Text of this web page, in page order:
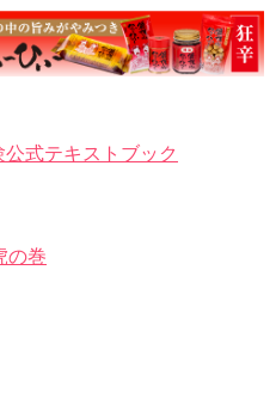
式テキストブック
の巻